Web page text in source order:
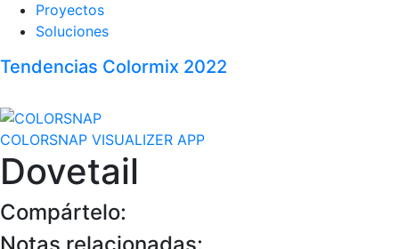
Proyectos
Soluciones
Tendencias Colormix 2022
COLORSNAP VISUALIZER APP
Dovetail
Compártelo:
Notas relacionadas: